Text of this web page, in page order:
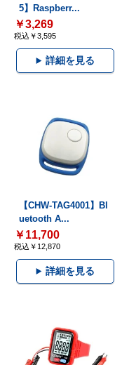
5】Raspberr...
￥3,269
税込￥3,595
詳細を見る
【CHW-TAG4001】Bl
uetooth A...
￥11,700
税込￥12,870
詳細を見る